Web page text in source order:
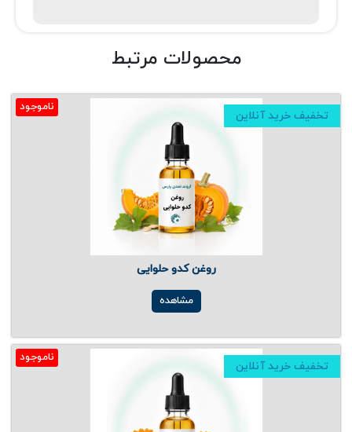
محصولات مرتبط
ناموجود
تخفیف خرید آنلاین
روغن کدو حلوایی
مشاهده
ناموجود
تخفیف خرید آنلاین